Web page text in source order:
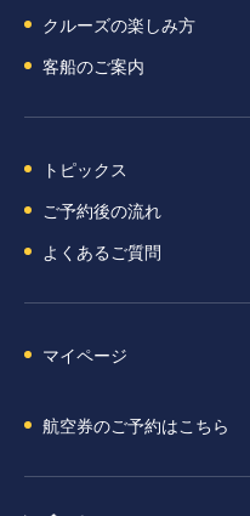
クルーズの楽しみ方
客船のご案内
トピックス
ご予約後の流れ
よくあるご質問
マイページ
航空券のご予約はこちら